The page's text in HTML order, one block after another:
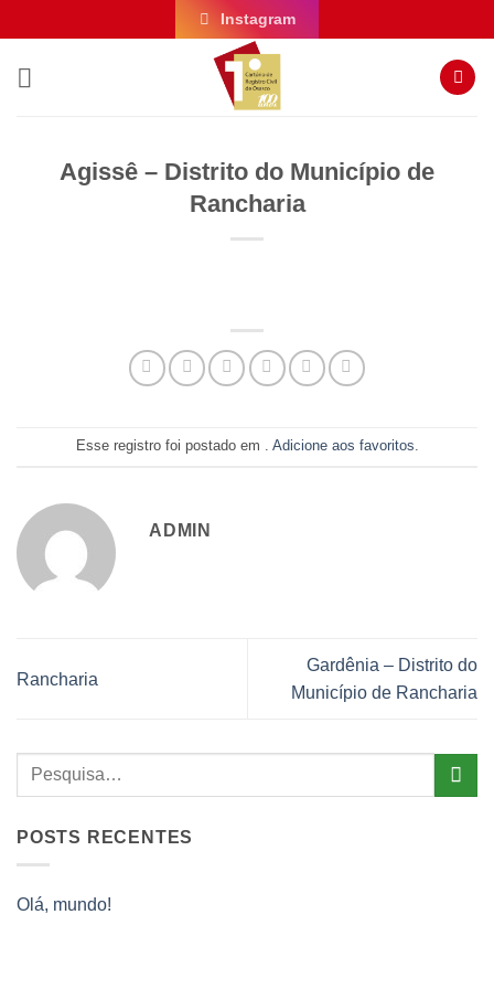
to
content
Instagram
Agissê – Distrito do Município de
Rancharia
Esse registro foi postado em . Adicione aos favoritos.
ADMIN
Rancharia
Gardênia – Distrito do
Município de Rancharia
POSTS RECENTES
Olá, mundo!